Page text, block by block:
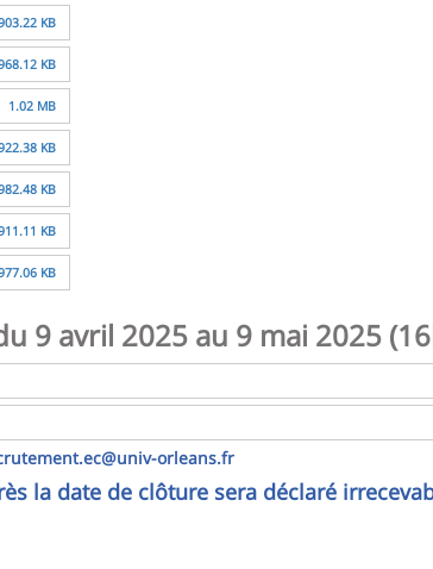
KB
KB
1.02 MB
KB
KB
KB
KB
9 avril 2025 au 9 mai 2025
orleans.fr
la date de clôture sera déclaré